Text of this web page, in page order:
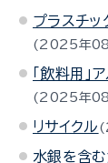
プラスチッ
2025年
「飲料用」
2025年
リサイクル
水銀を含